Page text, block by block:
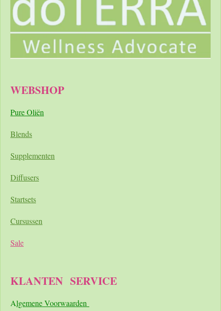
WEBSHOP
Pure Oliën
Blends
Supplementen
Diffusers
Startsets
Cursussen
Sale
KLANTEN SERVICE
Algemene Voorwaarden